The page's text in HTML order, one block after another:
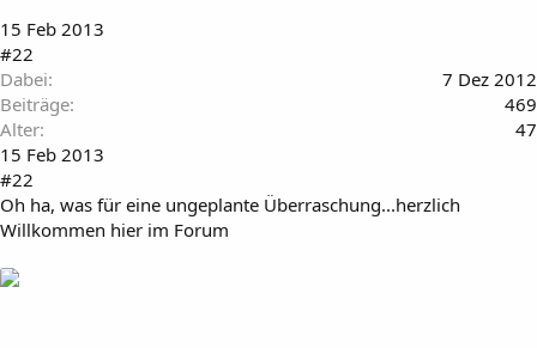
15 Feb 2013
#22
Dabei
7 Dez 2012
Beiträge
469
Alter
47
15 Feb 2013
#22
Oh ha, was für eine ungeplante Überraschung...herzlich
Willkommen hier im Forum